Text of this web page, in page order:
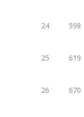
24 598
25 619
26 670